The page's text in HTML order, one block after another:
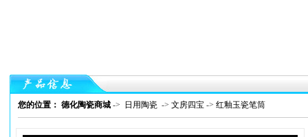
您的位置： 德化陶瓷商城 -> 日用陶瓷 -> 文房四宝 -> 红釉玉瓷笔筒